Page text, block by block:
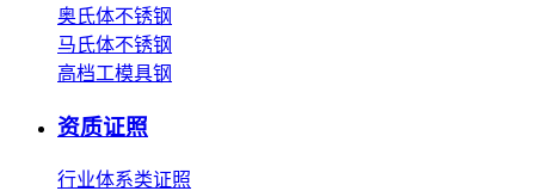
奥氏体不锈钢
马氏体不锈钢
高档工模具钢
资质证照
行业体系类证照